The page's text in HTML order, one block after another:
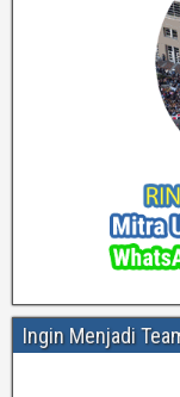
Ingin Menjadi